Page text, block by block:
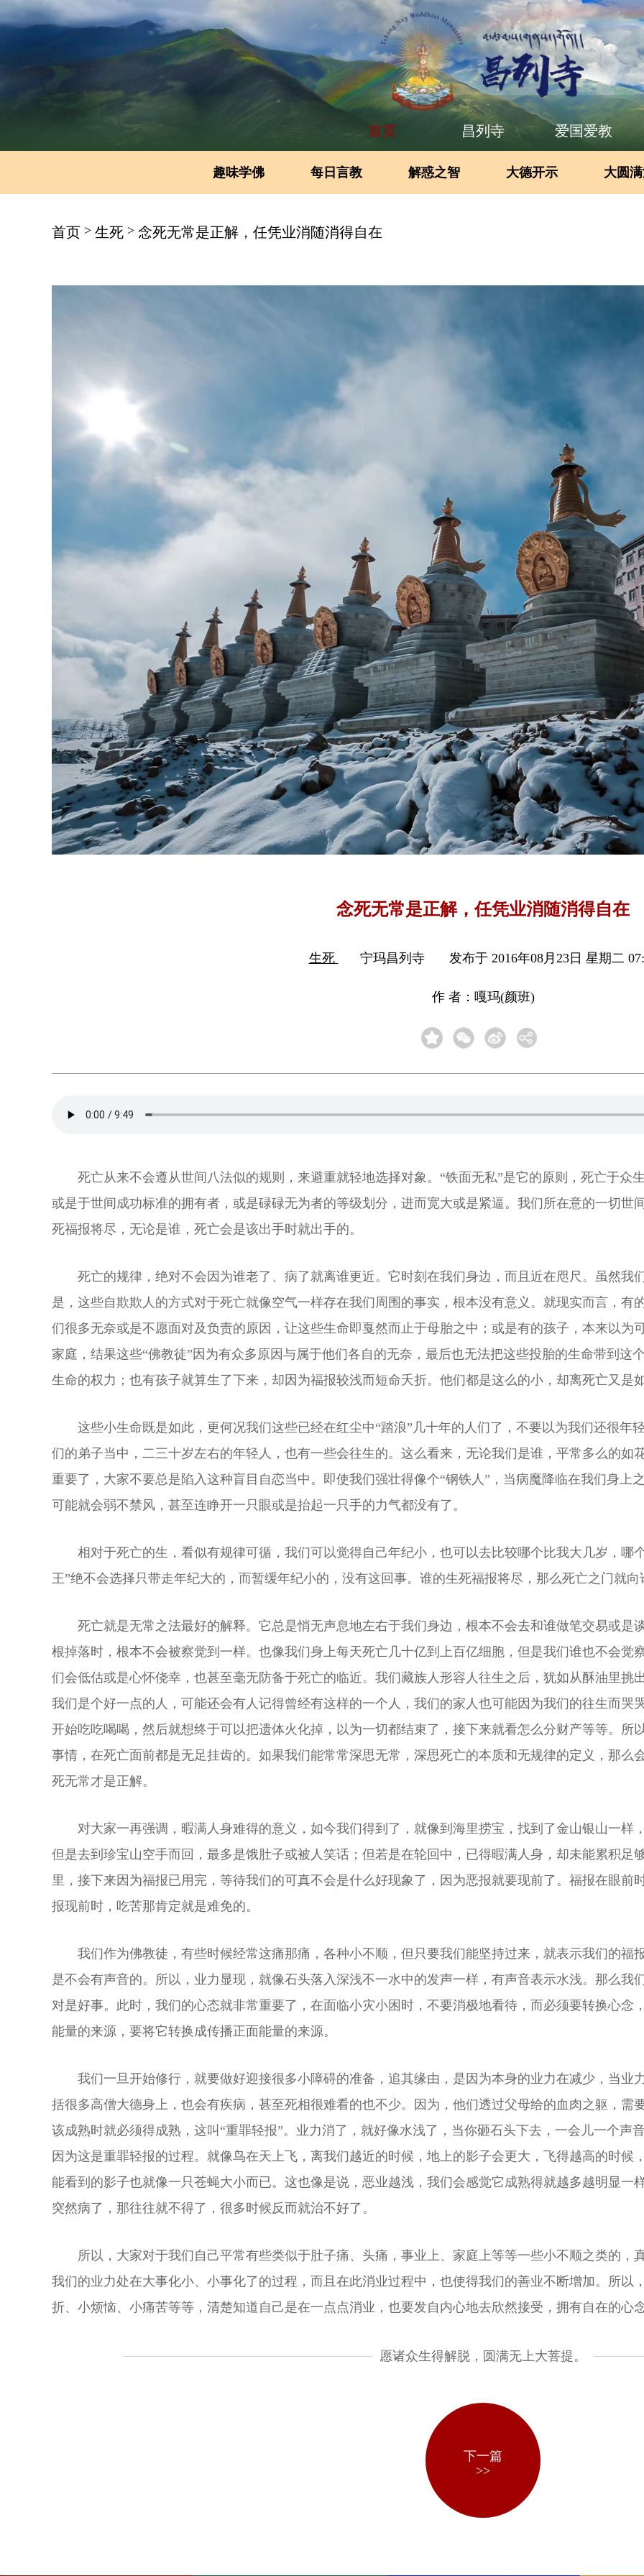
首页 昌列寺 爱国爱教
趣味学佛 每日言教 解惑之智 大德开示 大圆
首页 > 生死 > 念死无常是正解，任凭业消随消得自在
念死无常是正解，任凭业消随消得自在
生死 宁玛昌列寺 发布于 2016年08月23日 星期二
作 者：嘎玛(颜班)
死亡从来不会遵从世间八法似的规则，来避重就轻地选择对象。“铁面无私”是它的原则，死亡于众
或是于世间成功标准的拥有者，或是碌碌无为者的等级划分，进而宽大或是紧逼。我们所在意的一切世
死福报将尽，无论是谁，死亡会是该出手时就出手的。
死亡的规律，绝对不会因为谁老了、病了就离谁更近。它时刻在我们身边，而且近在咫尺。虽然我
是，这些自欺欺人的方式对于死亡就像空气一样存在我们周围的事实，根本没有意义。就现实而言，有
们很多无奈或是不愿面对及负责的原因，让这些生命即戛然而止于母胎之中；或是有的孩子，本来以为
家庭，结果这些“佛教徒”因为有众多原因与属于他们各自的无奈，最后也无法把这些投胎的生命带到这
生命的权力；也有孩子就算生了下来，却因为福报较浅而短命夭折。他们都是这么的小，却离死亡又是
这些小生命既是如此，更何况我们这些已经在红尘中“踏浪”几十年的人们了，不要以为我们还很年
们的弟子当中，二三十岁左右的年轻人，也有一些会往生的。这么看来，无论我们是谁，平常多么的如
重要了，大家不要总是陷入这种盲目自恋当中。即使我们强壮得像个“钢铁人”，当病魔降临在我们身上
可能就会弱不禁风，甚至连睁开一只眼或是抬起一只手的力气都没有了。
相对于死亡的生，看似有规律可循，我们可以觉得自己年纪小，也可以去比较哪个比我大几岁，哪
王”绝不会选择只带走年纪大的，而暂缓年纪小的，没有这回事。谁的生死福报将尽，那么死亡之门就向
死亡就是无常之法最好的解释。它总是悄无声息地左右于我们身边，根本不会去和谁做笔交易或是
根掉落时，根本不会被察觉到一样。也像我们身上每天死亡几十亿到上百亿细胞，但是我们谁也不会觉
们会低估或是心怀侥幸，也甚至毫无防备于死亡的临近。我们藏族人形容人往生之后，犹如从酥油里挑
我们是个好一点的人，可能还会有人记得曾经有这样的一个人，我们的家人也可能因为我们的往生而哭
开始吃吃喝喝，然后就想终于可以把遗体火化掉，以为一切都结束了，接下来就看怎么分财产等等。所
事情，在死亡面前都是无足挂齿的。如果我们能常常深思无常，深思死亡的本质和无规律的定义，那么
死无常才是正解。
对大家一再强调，暇满人身难得的意义，如今我们得到了，就像到海里捞宝，找到了金山银山一样
但是去到珍宝山空手而回，最多是饿肚子或被人笑话；但若是在轮回中，已得暇满人身，却未能累积足
里，接下来因为福报已用完，等待我们的可真不会是什么好现象了，因为恶报就要现前了。福报在眼前
报现前时，吃苦那肯定就是难免的。
我们作为佛教徒，有些时候经常这痛那痛，各种小不顺，但只要我们能坚持过来，就表示我们的福
是不会有声音的。所以，业力显现，就像石头落入深浅不一水中的发声一样，有声音表示水浅。那么我
对是好事。此时，我们的心态就非常重要了，在面临小灾小困时，不要消极地看待，而必须要转换心念
能量的来源，要将它转换成传播正面能量的来源。
我们一旦开始修行，就要做好迎接很多小障碍的准备，追其缘由，是因为本身的业力在减少，当业
括很多高僧大德身上，也会有疾病，甚至死相很难看的也不少。因为，他们透过父母给的血肉之躯，需
该成熟时就必须得成熟，这叫“重罪轻报”。业力消了，就好像水浅了，当你砸石头下去，一会儿一个声
因为这是重罪轻报的过程。就像鸟在天上飞，离我们越近的时候，地上的影子会更大，飞得越高的时候
能看到的影子也就像一只苍蝇大小而已。这也像是说，恶业越浅，我们会感觉它成熟得就越多越明显一
突然病了，那往往就不得了，很多时候反而就治不好了。
所以，大家对于我们自己平常有些类似于肚子痛、头痛，事业上、家庭上等等一些小不顺之类的，
我们的业力处在大事化小、小事化了的过程，而且在此消业过程中，也使得我们的善业不断增加。所以
折、小烦恼、小痛苦等等，清楚知道自己是在一点点消业，也要发自内心地去欣然接受，拥有自在的心
愿诸众生得解脱，圆满无上大菩提。
下一篇
>>